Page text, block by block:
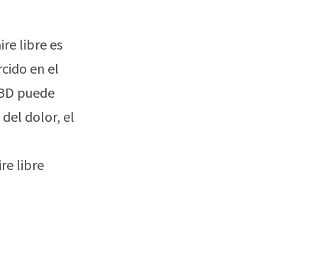
libre es
en el
puede
dolor, el
libre